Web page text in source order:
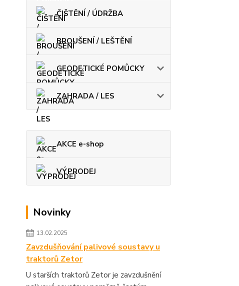
ČIŠTĚNÍ / ÚDRŽBA
BROUŠENÍ / LEŠTĚNÍ
GEODETICKÉ POMŮCKY
ZAHRADA / LES
AKCE e-shop
VÝPRODEJ
Novinky
13.02.2025
Zavzdušňování palivové soustavy u
traktorů Zetor
U starších traktorů Zetor je zavzdušnění